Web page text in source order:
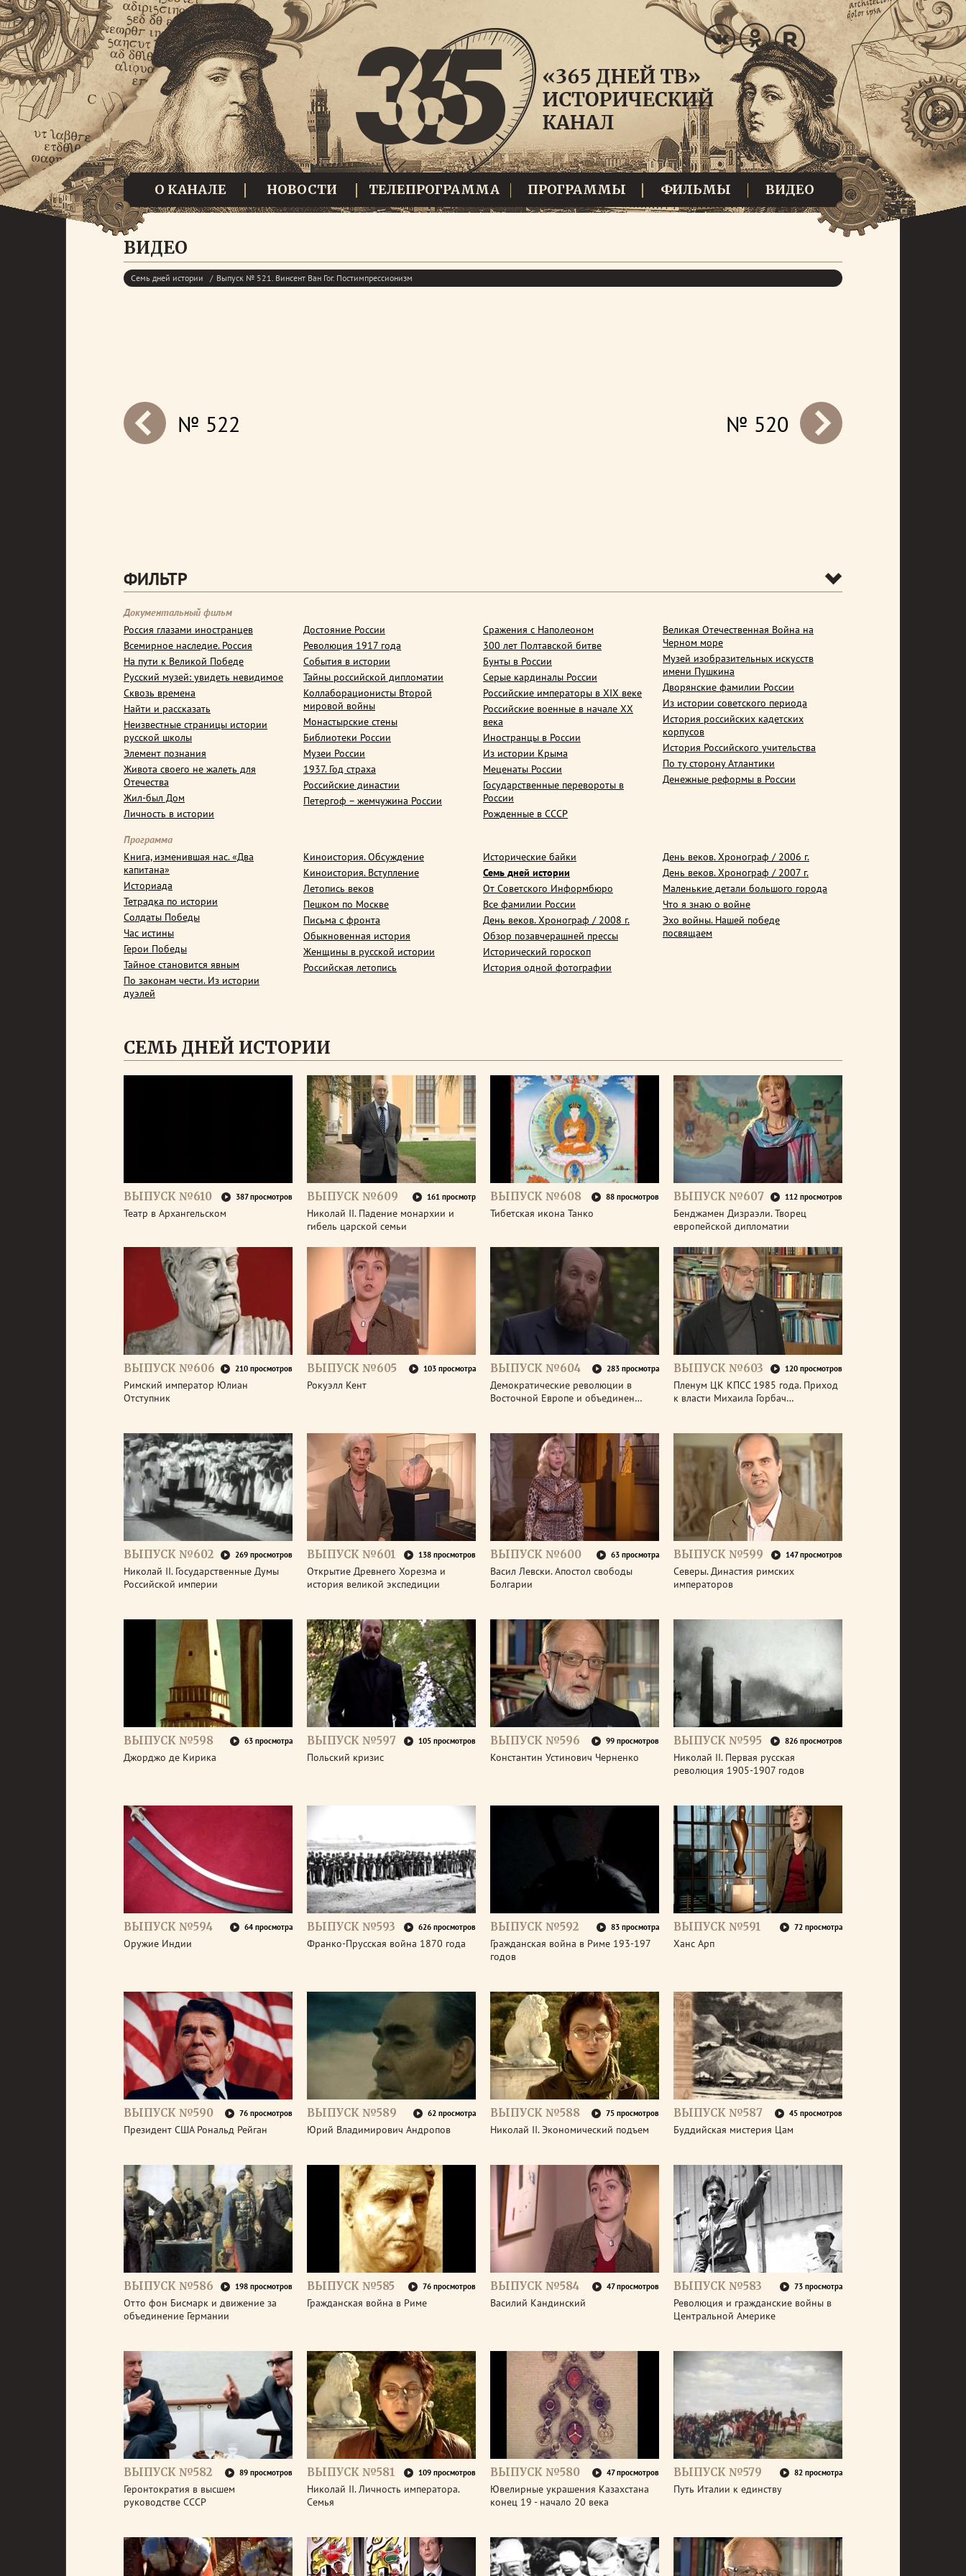
О КАНАЛЕ НОВОСТИ ТЕЛЕПРОГРАММА ПРОГРАММЫ ФИЛЬМЫ ВИДЕО
ВИДЕО
Семь дней истории Выпуск № 521. Винсент Ван Гог. Постимпрессионизм
prev
next № 520
№ 522
ФИЛЬТР
Документальный фильм
Россия глазами иностранцев
Всемирное наследие. Россия
На пути к Великой Победе
Русский музей: увидеть невидимое
Сквозь времена
Найти и рассказать
Неизвестные страницы истории
русской школы
Элемент познания
Живота своего не жалеть для
Отечества
Жил-был Дом
Личность в истории
Достояние России
Революция 1917 года
События в истории
Тайны российской дипломатии
Коллаборационисты Второй
мировой войны
Монастырские стены
Библиотеки России
Музеи России
1937. Год страха
Российские династии
Петергоф – жемчужина России
Сражения с Наполеоном
300 лет Полтавской битве
Бунты в России
Серые кардиналы России
Российские императоры в XIX веке
Российские военные в начале ХХ
века
Иностранцы в России
Из истории Крыма
Меценаты России
Государственные перевороты в
России
Рожденные в СССР
Великая Отечественная Война на
Черном море
Музей изобразительных искусств
имени Пушкина
Дворянские фамилии России
Из истории советского периода
История российских кадетских
корпусов
История Российского учительства
По ту сторону Атлантики
Денежные реформы в России
Программа
Книга, изменившая нас. «Два
капитана»
Историада
Тетрадка по истории
Солдаты Победы
Час истины
Герои Победы
Тайное становится явным
По законам чести. Из истории
дуэлей
Киноистория. Обсуждение
Киноистория. Вступление
Летопись веков
Пешком по Москве
Письма с фронта
Обыкновенная история
Женщины в русской истории
Российская летопись
Исторические байки
Семь дней истории
От Советского Информбюро
Все фамилии России
День веков. Хронограф / 2008 г.
Обзор позавчерашней прессы
Исторический гороскоп
История одной фотографии
День веков. Хронограф / 2006 г.
День веков. Хронограф / 2007 г.
Маленькие детали большого города
Что я знаю о войне
Эхо войны. Нашей победе
посвящаем
СЕМЬ ДНЕЙ ИСТОРИИ
ВЫПУСК №610 387 просмотров
Театр в Архангельском
ВЫПУСК №609 161 просмотр
Николай II. Падение монархии и
гибель царской семьи
ВЫПУСК №608 88 просмотров
Тибетская икона Танко
ВЫПУСК №607 112 просмотров
Бенджамен Дизраэли. Творец
европейской дипломатии
ВЫПУСК №606 210 просмотров
Римский император Юлиан
Отступник
ВЫПУСК №605 103 просмотра
Рокуэлл Кент
ВЫПУСК №604 283 просмотра
Демократические революции в
Восточной Европе и объединен…
ВЫПУСК №603 120 просмотров
Пленум ЦК КПСС 1985 года. Приход
к власти Михаила Горбач…
ВЫПУСК №602 269 просмотров
Николай II. Государственные Думы
Российской империи
ВЫПУСК №601 138 просмотров
Открытие Древнего Хорезма и
история великой экспедиции
ВЫПУСК №600 63 просмотра
Васил Левски. Апостол свободы
Болгарии
ВЫПУСК №599 147 просмотров
Северы. Династия римских
императоров
ВЫПУСК №598 63 просмотра
Джорджо де Кирика
ВЫПУСК №597 105 просмотров
Польский кризис
ВЫПУСК №596 99 просмотров
Константин Устинович Черненко
ВЫПУСК №595 826 просмотров
Николай II. Первая русская
революция 1905-1907 годов
ВЫПУСК №594 64 просмотра
Оружие Индии
ВЫПУСК №593 626 просмотров
Франко-Прусская война 1870 года
ВЫПУСК №592 83 просмотра
Гражданская война в Риме 193-197
годов
ВЫПУСК №591 72 просмотра
Ханс Арп
ВЫПУСК №590 76 просмотров
Президент США Рональд Рейган
ВЫПУСК №589 62 просмотра
Юрий Владимирович Андропов
ВЫПУСК №588 75 просмотров
Николай II. Экономический подъем
ВЫПУСК №587 45 просмотров
Буддийская мистерия Цам
ВЫПУСК №586 198 просмотров
Отто фон Бисмарк и движение за
объединение Германии
ВЫПУСК №585 76 просмотров
Гражданская война в Риме
ВЫПУСК №584 47 просмотров
Василий Кандинский
ВЫПУСК №583 73 просмотра
Революция и гражданские войны в
Центральной Америке
ВЫПУСК №582 89 просмотров
Геронтократия в высшем
руководстве СССР
ВЫПУСК №581 109 просмотров
Николай II. Личность императора.
Семья
ВЫПУСК №580 47 просмотров
Ювелирные украшения Казахстана
конец 19 - начало 20 века
ВЫПУСК №579 82 просмотра
Путь Италии к единству